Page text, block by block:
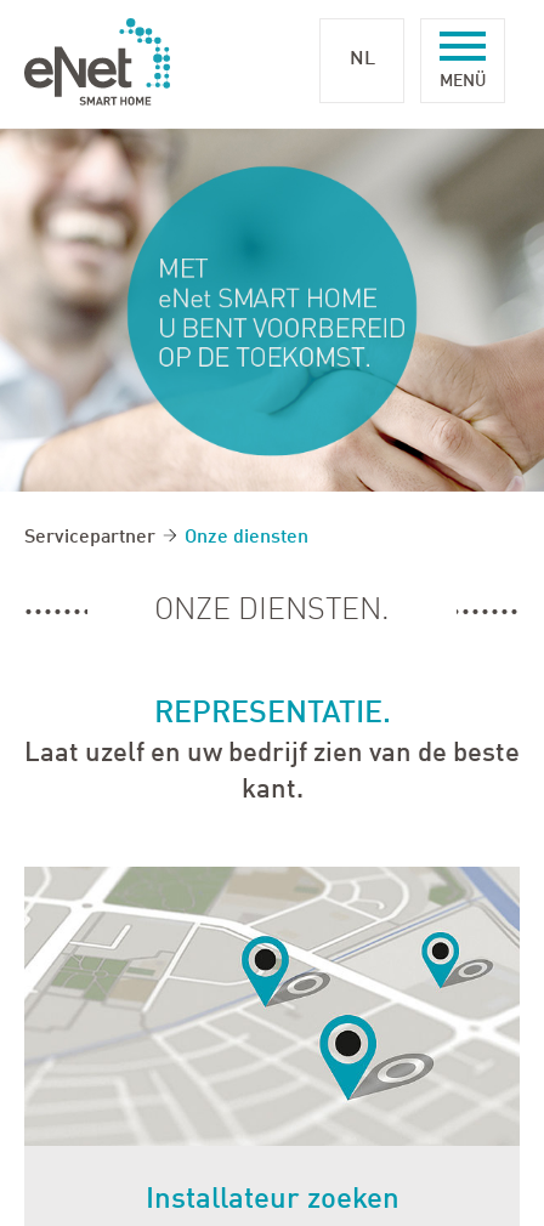
NL
Servicepartner Onze diensten
ONZE DIENSTEN.
REPRESENTATIE.
Laat uzelf en uw bedrijf zien van de beste
kant.
Installateur zoeken